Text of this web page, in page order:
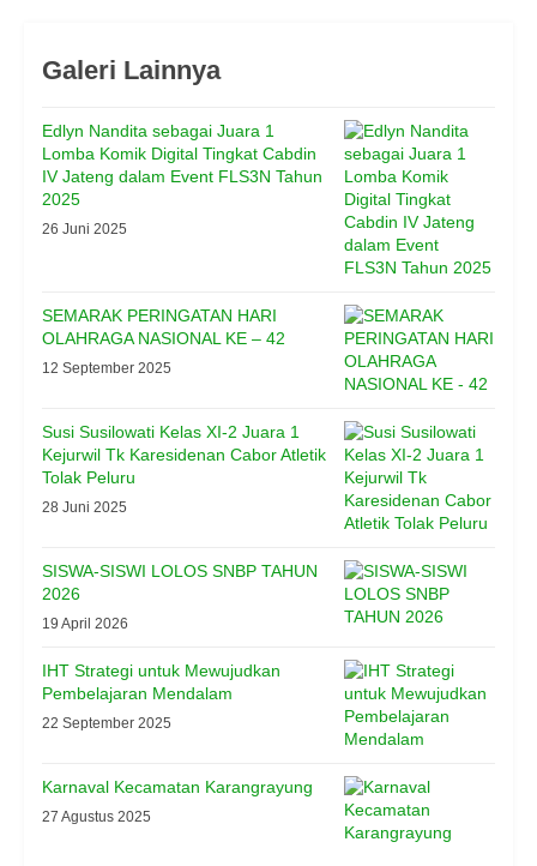
Galeri Lainnya
Edlyn Nandita sebagai Juara 1
Lomba Komik Digital Tingkat Cabdin
IV Jateng dalam Event FLS3N Tahun
2025
26 Juni 2025
SEMARAK PERINGATAN HARI
OLAHRAGA NASIONAL KE – 42
12 September 2025
Susi Susilowati Kelas XI-2 Juara 1
Kejurwil Tk Karesidenan Cabor Atletik
Tolak Peluru
28 Juni 2025
SISWA-SISWI LOLOS SNBP TAHUN
2026
19 April 2026
IHT Strategi untuk Mewujudkan
Pembelajaran Mendalam
22 September 2025
Karnaval Kecamatan Karangrayung
27 Agustus 2025